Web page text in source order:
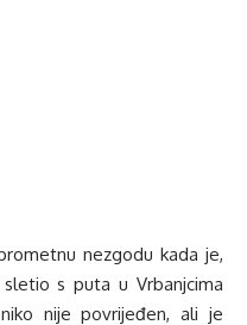
nezgodu kada je,
s puta u Vrbanjcima
nije povrijeđen, ali je